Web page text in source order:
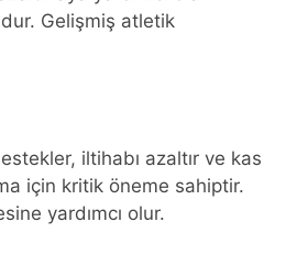
Gelişmiş atletik
iltihabı azaltır ve kas
için kritik öneme sahiptir.
yardımcı olur.